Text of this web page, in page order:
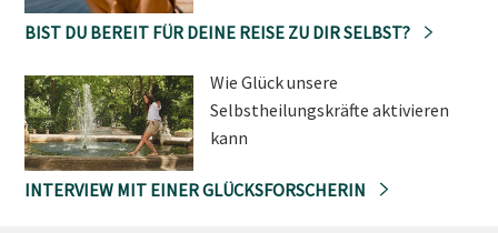
BIST DU BEREIT FÜR DEINE REISE ZU DIR SELBST?
Wie Glück unsere
Selbstheilungskräfte aktivieren
kann
INTERVIEW MIT EINER GLÜCKSFORSCHERIN